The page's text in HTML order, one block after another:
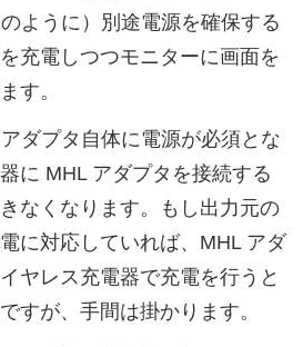
ように）別途電源を確保する
充電しつつモニターに画面を
す。
ダプタ自体に電源が必須とな
に MHL アダプタを接続する
なくなります。もし出力元の
に対応していれば、MHL アダ
ヤレス充電器で充電を行うと
すが、手間は掛かります。